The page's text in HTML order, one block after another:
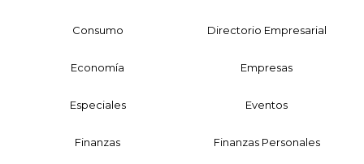
Consumo Directorio Empresarial
Economía Empresas
Especiales Eventos
Finanzas Finanzas Personales